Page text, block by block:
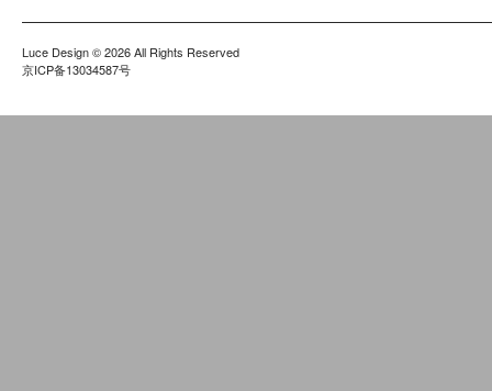
Luce Design© 2026 All Rights Reserved
京ICP备13034587号